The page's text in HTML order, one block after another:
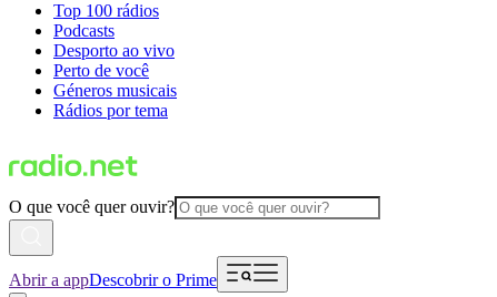
Top 100 rádios
Podcasts
Desporto ao vivo
Perto de você
Géneros musicais
Rádios por tema
O que você quer ouvir?
Abrir a appDescobrir o Prime